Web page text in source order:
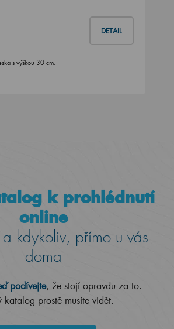
DETAIL
s výškou 30 cm.
k prohlédnutí
online
kdykoliv, přímo u vás
doma
podívejte, že stojí opravdu za to.
katalog prostě musíte vidět.